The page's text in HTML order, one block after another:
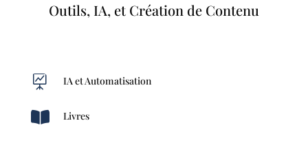
Outils, IA, et Création de Contenu
 IA et Automatisation
 Livres